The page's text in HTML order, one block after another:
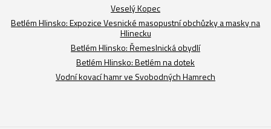
Veselý Kopec
Betlém Hlinsko: Expozice Vesnické masopustní obchůzky a masky na
Hlinecku
Betlém Hlinsko: Řemeslnická obydlí
Betlém Hlinsko: Betlém na dotek
Vodní kovací hamr ve Svobodných Hamrech